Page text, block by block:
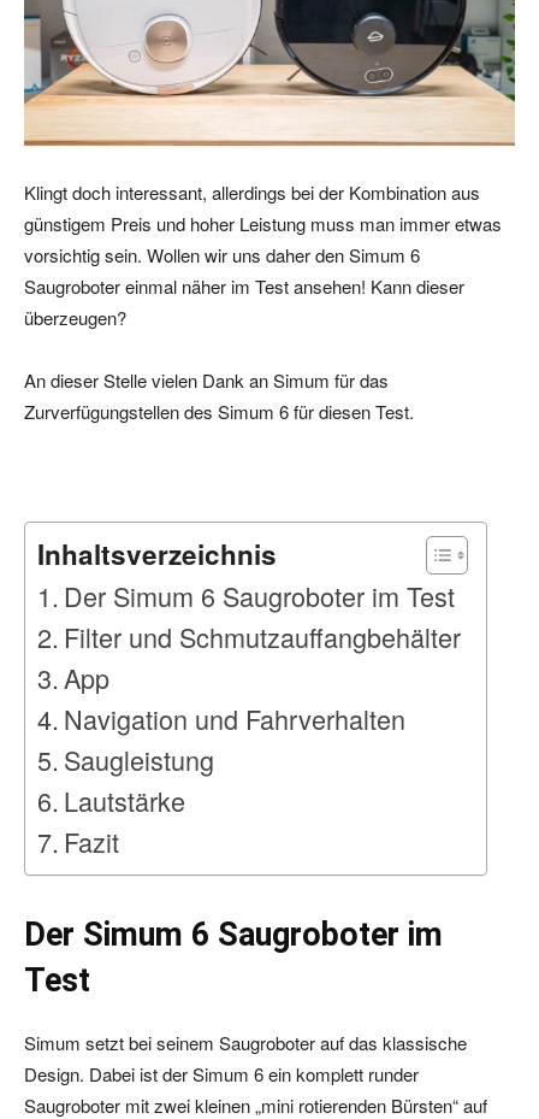
Klingt doch interessant, allerdings bei der Kombination aus
günstigem Preis und hoher Leistung muss man immer etwas
vorsichtig sein. Wollen wir uns daher den Simum 6
Saugroboter einmal näher im Test ansehen! Kann dieser
überzeugen?
An dieser Stelle vielen Dank an Simum für das
Zurverfügungstellen des Simum 6 für diesen Test.
Inhaltsverzeichnis
Der Simum 6 Saugroboter im Test
Filter und Schmutzauffangbehälter
App
Navigation und Fahrverhalten
Saugleistung
Lautstärke
Fazit
Der Simum 6 Saugroboter im
Test
Simum setzt bei seinem Saugroboter auf das klassische
Design. Dabei ist der Simum 6 ein komplett runder
Saugroboter mit zwei kleinen „mini rotierenden Bürsten“ auf